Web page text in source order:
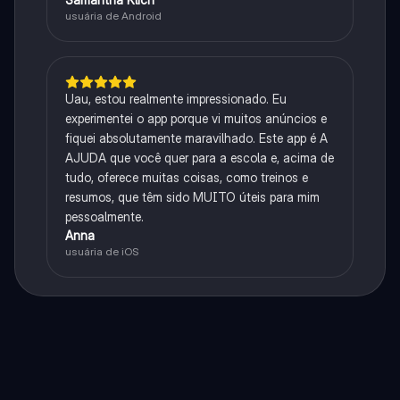
usuária de Android
Uau, estou realmente impressionado. Eu
experimentei o app porque vi muitos anúncios e
fiquei absolutamente maravilhado. Este app é A
AJUDA que você quer para a escola e, acima de
tudo, oferece muitas coisas, como treinos e
resumos, que têm sido MUITO úteis para mim
pessoalmente.
Anna
usuária de iOS